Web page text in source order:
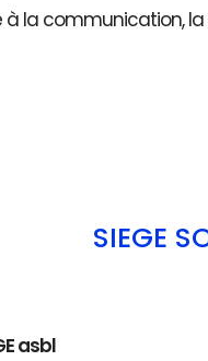
la communication,
SIÈGE
asbl